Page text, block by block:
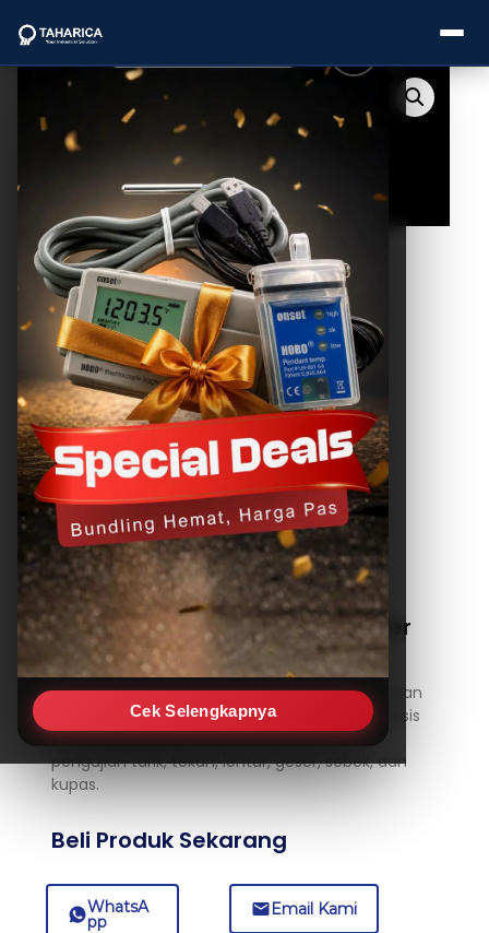
Cek Selengkapnya
Categories
Brands
Service
Industries
Blogs
HST WDW-100E 100KN Computer
control Electromechanical
universal testing machine
Mesin uji elektromekanis seri WDW menyediakan
pengujian dengan kontrol loop tertutup berbasis
gaya, perpindahan, atau deformasi untuk
pengujian tarik, tekan, lentur, geser, sobek, dan
kupas.
Beli Produk Sekarang
WhatsA
pp
Email Kami